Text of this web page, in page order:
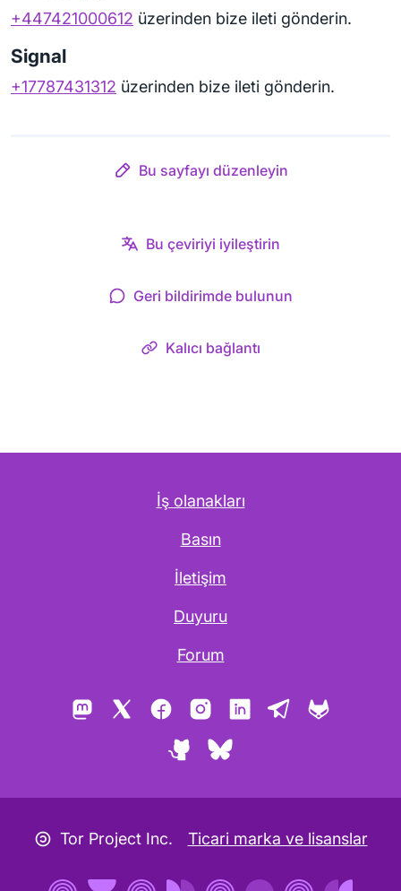
+447421000612 üzerinden bize ileti gönderin.
Signal
+17787431312 üzerinden bize ileti gönderin.
Bu sayfayı düzenleyin
Bu çeviriyi iyileştirin
Geri bildirimde bulunun
Kalıcı bağlantı
İş olanakları
Basın
İletişim
Duyuru
Forum
Mastodon FacebookInstagramLinkedInTelegram
GitHubBluesky
Copyleft simgesi
Tor Project Inc. Ticari marka ve lisanslar